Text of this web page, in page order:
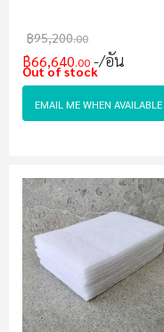
฿95,200.00
฿66,640.00 /อัน
Out of stock
EMAIL ME WHEN AVAILABLE